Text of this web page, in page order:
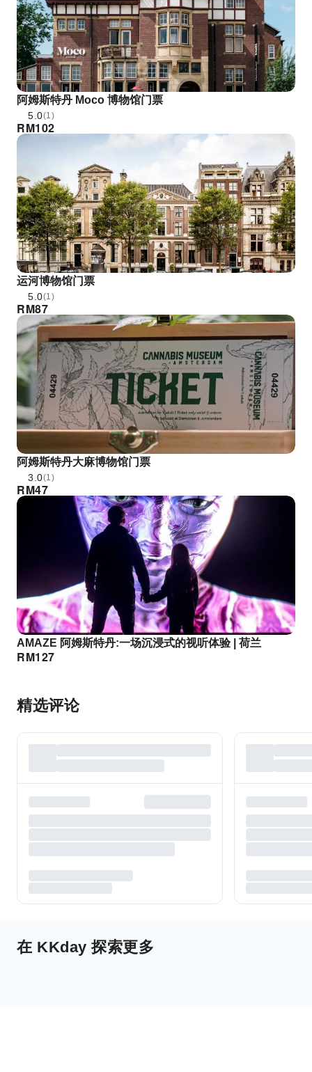
阿姆斯特丹 Moco 博物馆门票
5.0(1)
RM102
运河博物馆门票
5.0(1)
RM87
阿姆斯特丹大麻博物馆门票
3.0(1)
RM47
AMAZE 阿姆斯特丹:一场沉浸式的视听体验 | 荷兰
RM127
精选评论
在 KKday 探索更多